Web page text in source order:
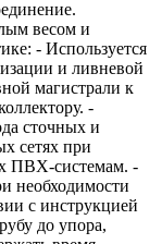
весом и
- Используется
и ливневой
магистрали к
-
сточных и
сетях при
ПВХ‑системам. -
необходимости
с инструкцией
до упора,